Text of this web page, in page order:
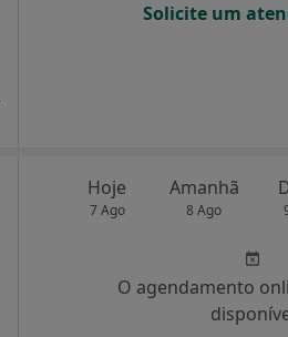
Solicite um
Hoje
7 Ago
Amanhã
8 Ago
O agendamento